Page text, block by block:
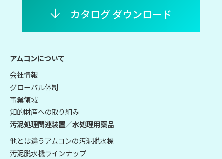
カタログ ダウンロード
アムコンについて
会社情報
グローバル体制
事業領域
知的財産への取り組み
汚泥処理関連装置／水処理用薬品
他とは違うアムコンの汚泥脱水機
汚泥脱水機ラインナップ